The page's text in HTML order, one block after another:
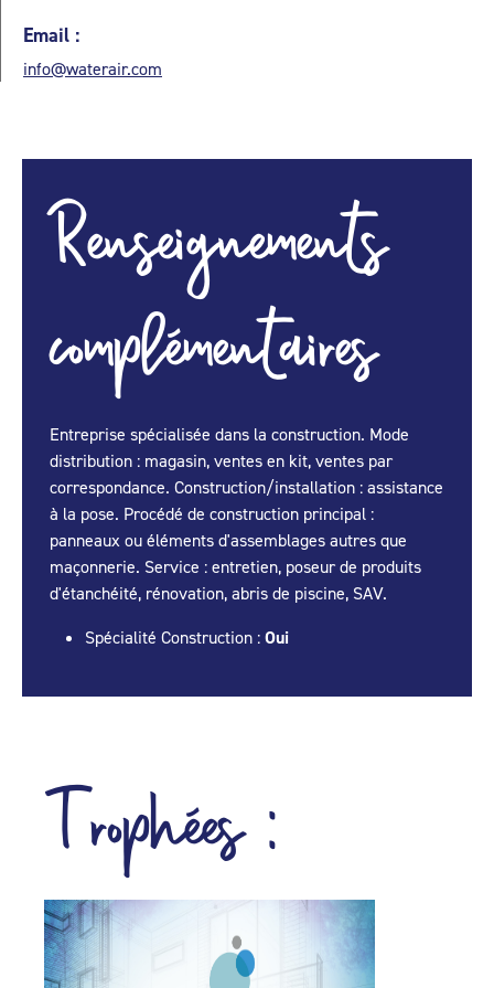
Email :
info@waterair.com
Renseignements
complémentaires
Entreprise spécialisée dans la construction. Mode
distribution : magasin, ventes en kit, ventes par
correspondance. Construction/installation : assistance
à la pose. Procédé de construction principal :
panneaux ou éléments d'assemblages autres que
maçonnerie. Service : entretien, poseur de produits
d'étanchéité, rénovation, abris de piscine, SAV.
Spécialité Construction : Oui
Trophées :